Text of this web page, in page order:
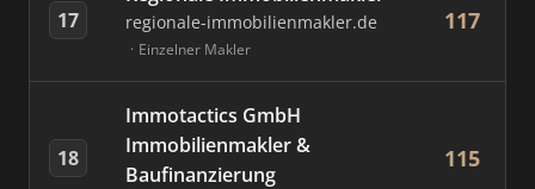
17 regionale-immobilienmakler.de
Einzelner Makler
117
18
Immotactics GmbH
Immobilienmakler &
Baufinanzierung
115